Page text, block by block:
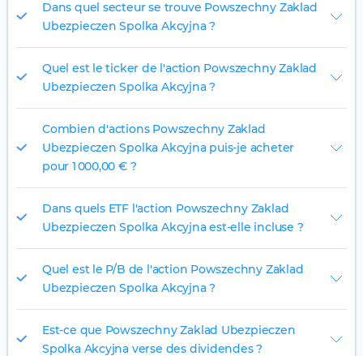
Dans quel secteur se trouve Powszechny Zaklad
Ubezpieczen Spolka Akcyjna ?
Quel est le ticker de l'action Powszechny Zaklad
Ubezpieczen Spolka Akcyjna ?
Combien d'actions Powszechny Zaklad
Ubezpieczen Spolka Akcyjna puis-je acheter
pour 1 000,00 € ?
Dans quels ETF l'action Powszechny Zaklad
Ubezpieczen Spolka Akcyjna est-elle incluse ?
Quel est le P/B de l'action Powszechny Zaklad
Ubezpieczen Spolka Akcyjna ?
Est-ce que Powszechny Zaklad Ubezpieczen
Spolka Akcyjna verse des dividendes ?